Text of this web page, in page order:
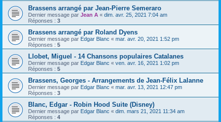
Brassens arrangé par Jean-Pierre Semeraro
Dernier message par Jean A « dim. avr. 25, 2021 7:04 am
Réponses : 3
Brassens arrangé par Roland Dyens
Dernier message par Edgar Blanc « mar. avr. 20, 2021 1:52 pm
Réponses : 5
Llobet, Miguel - 14 Chansons populaires Catalanes
Dernier message par Edgar Blanc « ven. avr. 16, 2021 1:02 pm
Réponses : 5
Brassens, Georges - Arrangements de Jean-Félix Lalanne
Dernier message par Edgar Blanc « mar. avr. 13, 2021 12:47 pm
Réponses : 3
Blanc, Edgar - Robin Hood Suite (Disney)
Dernier message par Edgar Blanc « dim. mars 21, 2021 11:34 am
Réponses : 4